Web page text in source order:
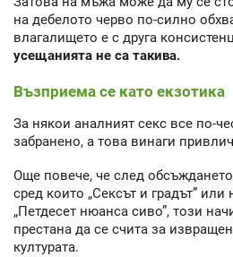
на дебелото черво по-силно
влагалището е с друга
усещанията не са такива.
Възприема се като екзотика
За някои аналният секс все по-
забранено, а това винаги
Още повече, че след
сред които „Сексът и градът”
„Петдесет нюанса сиво”, този
престана да се счита за
културата.